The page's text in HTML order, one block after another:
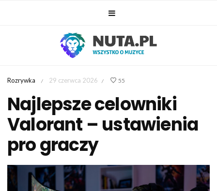
Rozrywka / 29 czerwca 2026 / 55
Najlepsze celowniki
Valorant – ustawienia
pro graczy